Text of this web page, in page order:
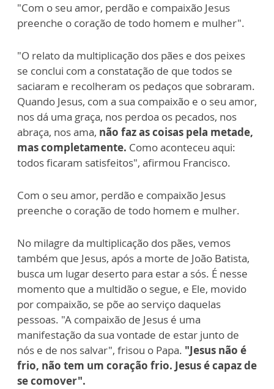
"Com o seu amor, perdão e compaixão Jesus
preenche o coração de todo homem e mulher".
"O relato da multiplicação dos pães e dos peixes
se conclui com a constatação de que todos se
saciaram e recolheram os pedaços que sobraram.
Quando Jesus, com a sua compaixão e o seu amor,
nos dá uma graça, nos perdoa os pecados, nos
abraça, nos ama, não faz as coisas pela metade,
mas completamente. Como aconteceu aqui:
todos ficaram satisfeitos", afirmou Francisco.
Com o seu amor, perdão e compaixão Jesus
preenche o coração de todo homem e mulher.
No milagre da multiplicação dos pães, vemos
também que Jesus, após a morte de João Batista,
busca um lugar deserto para estar a sós. É nesse
momento que a multidão o segue, e Ele, movido
por compaixão, se põe ao serviço daquelas
pessoas. "A compaixão de Jesus é uma
manifestação da sua vontade de estar junto de
nós e de nos salvar", frisou o Papa. "Jesus não é
frio, não tem um coração frio. Jesus é capaz de
se comover".